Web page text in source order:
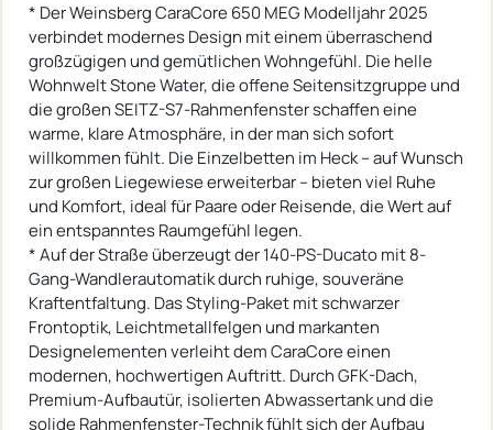
* Der Weinsberg CaraCore 650 MEG Modelljahr 2025
verbindet modernes Design mit einem überraschend
großzügigen und gemütlichen Wohngefühl. Die helle
Wohnwelt Stone Water, die offene Seitensitzgruppe und
die großen SEITZ-S7-Rahmenfenster schaffen eine
warme, klare Atmosphäre, in der man sich sofort
willkommen fühlt. Die Einzelbetten im Heck – auf Wunsch
zur großen Liegewiese erweiterbar – bieten viel Ruhe
und Komfort, ideal für Paare oder Reisende, die Wert auf
ein entspanntes Raumgefühl legen.
* Auf der Straße überzeugt der 140-PS-Ducato mit 8-
Gang-Wandlerautomatik durch ruhige, souveräne
Kraftentfaltung. Das Styling-Paket mit schwarzer
Frontoptik, Leichtmetallfelgen und markanten
Designelementen verleiht dem CaraCore einen
modernen, hochwertigen Auftritt. Durch GFK-Dach,
Premium-Aufbautür, isolierten Abwassertank und die
solide Rahmenfenster-Technik fühlt sich der Aufbau